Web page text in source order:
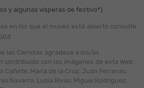
y algunas vísperas de festivo*)
en los que el museo está abierto consulte
las Ciencias agradece a los/as
con las imágenes de esta Web:
Cañete; María de la Cruz; Juan Ferreras;
Navarro; Lucía Rivas; Miguel Rodríguez;